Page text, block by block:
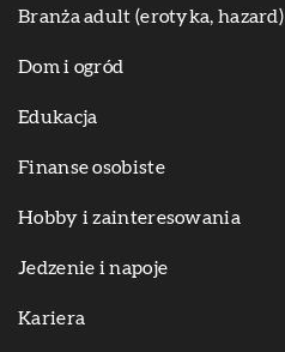
Branża adult (erotyka, hazard)
Dom i ogród
Edukacja
Finanse osobiste
Hobby i zainteresowania
Jedzenie i napoje
Kariera